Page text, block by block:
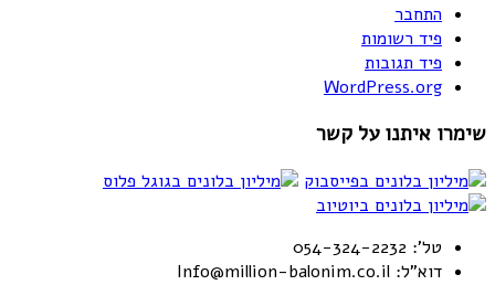
התחבר
פיד רשומות
פיד תגובות
WordPress.org
שימרו איתנו על קשר
טל': 054-324-2232
דוא"ל: Info@million-balonim.co.il